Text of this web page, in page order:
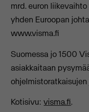
mrd. euron
yhden Euroopan
www.visma.fi
Suomessa jo 1500
asiakkaitaan
Kotisivu:visma.fi.